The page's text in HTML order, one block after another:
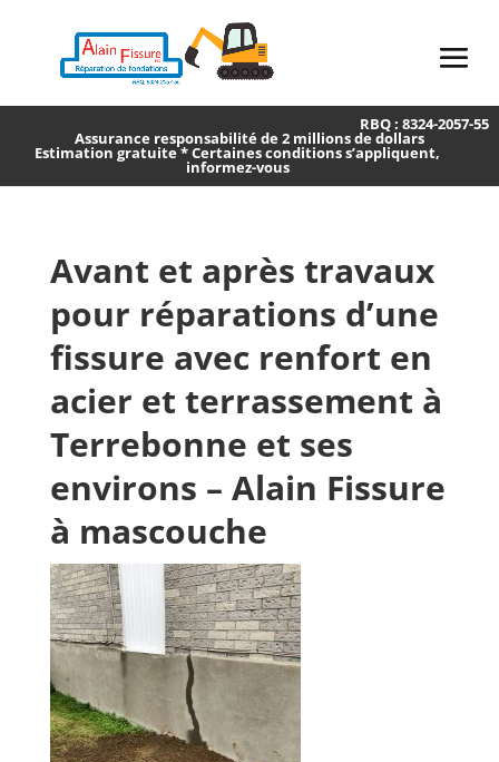
RBQ : 8324-2057-55
Assurance responsabilité de 2 millions de dollars
Estimation gratuite * Certaines conditions s’appliquent,
informez-vous
Avant et après travaux
pour réparations d’une
fissure avec renfort en
acier et terrassement à
Terrebonne et ses
environs – Alain Fissure
à mascouche